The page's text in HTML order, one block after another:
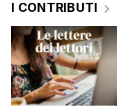
I CONTRIBUTI